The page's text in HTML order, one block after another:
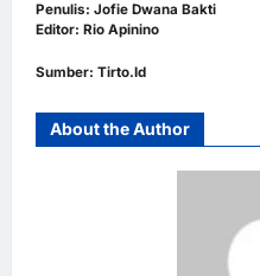
Penulis: Jofie Dwana Bakti
Editor: Rio Apinino
Sumber: Tirto.Id
About the Author